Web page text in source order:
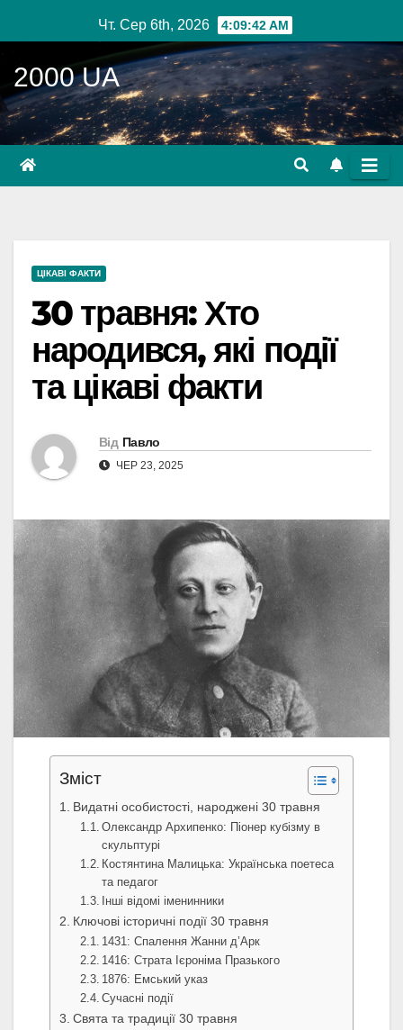
до
вмісту
Чт. Сер 6th, 2026 4:09:43 AM
2000 UA
ЦІКАВІ ФАКТИ
30 травня: Хто
народився, які події
та цікаві факти
Від Павло
ЧЕР 23, 2025
Зміст
Видатні особистості, народжені 30 травня
Олександр Архипенко: Піонер кубізму в
скульптурі
Костянтина Малицька: Українська поетеса
та педагог
Інші відомі іменинники
Ключові історичні події 30 травня
1431: Спалення Жанни д’Арк
1416: Страта Ієроніма Празького
1876: Емський указ
Сучасні події
Свята та традиції 30 травня